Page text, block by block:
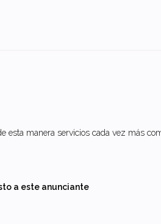
esta manera servicios cada vez más
a este anunciante